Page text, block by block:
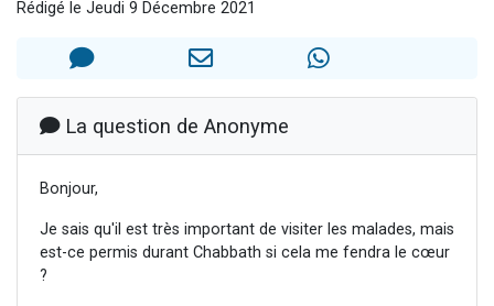
6 personnes viennent de faire un don pour 5 enfants déjà orphelins risquent de perdre leur maman
2 personnes viennent de faire un don pour Reloger Rivka, 6 enfants, victime de violences...
Il reste 49 places pour étudier en groupe sur Zoom
2 personnes viennent de nous rejoindre sur WhatsApp
Rédigé le Jeudi 9 Décembre 2021
La question de Anonyme
Bonjour,
Je sais qu'il est très important de visiter les malades, mais
est-ce permis durant Chabbath si cela me fendra le cœur
?